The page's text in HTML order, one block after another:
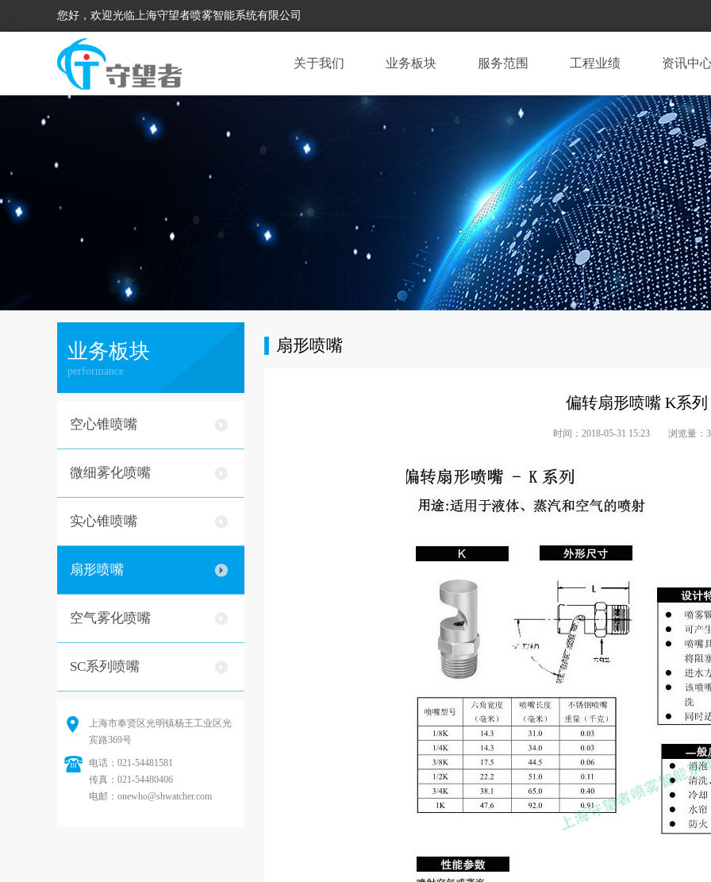
您好，欢迎光临上海守望者喷雾智能系统有限公司
关于我们 业务板块 服务范围 工程业绩 资讯中
业务板块
performance
空心锥喷嘴
微细雾化喷嘴
实心锥喷嘴
扇形喷嘴
空气雾化喷嘴
SC系列喷嘴
上海市奉贤区光明镇杨王工业区光
宾路369号
电话：021-54481581
传真：021-54480406
电邮：onewho@shwatcher.com
扇形喷嘴
偏转扇形喷嘴 K系列
时间：2018-05-31 15:23 浏览量：